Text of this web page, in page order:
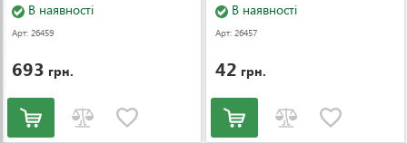
В наявності
Арт: 26459
693 грн.
В наявності
Арт: 26457
42 грн.